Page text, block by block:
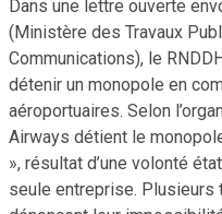
Dans une lettre ouverte
(Ministère des Travaux
Communications), le
détenir un monopole en
aéroportuaires. Selon
Airways détient le
», résultat d’une volonté
seule entreprise. Plusieurs